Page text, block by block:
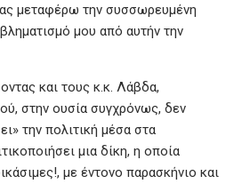
μεταφέρω την συσσωρευμένη
μου από αυτήν την
και τους κ.κ. Λάβδα,
στην ουσία συγχρόνως, δεν
την πολιτική μέσα στα
μια δίκη, η οποία
με έντονο παρασκήνιο και